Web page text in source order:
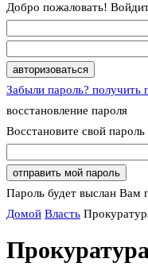
Добро пожаловать!
Забыли пароль? получить
восстановление пароля
Восстановите свой пароль
Пароль будет выслан Вам
Домой Власть
Прокуратура